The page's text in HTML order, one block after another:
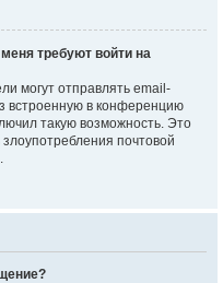
требуют войти на
могут отправлять email-
встроенную в конференцию
такую возможность. Это
почтовой